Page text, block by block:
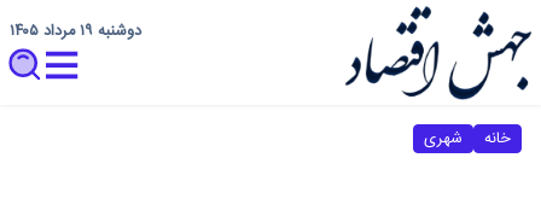
دوشنبه ۱۹ مرداد ۱۴۰۵
خانه شهری